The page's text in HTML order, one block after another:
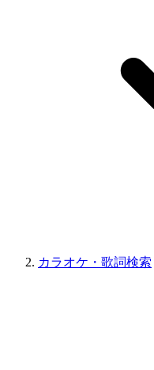
カラオケ・歌詞検索